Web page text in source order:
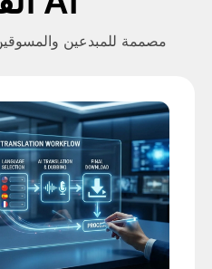
مصممة للمبدعين